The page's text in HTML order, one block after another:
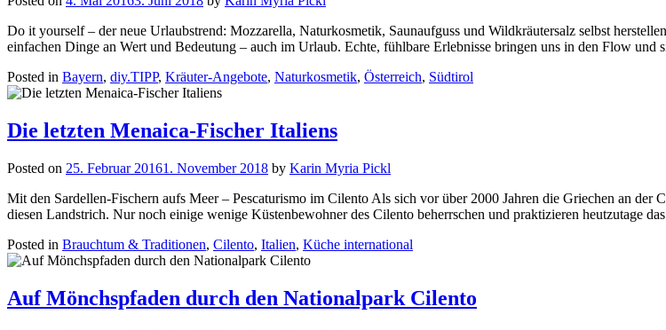
Do it yourself – der neue Urlaubstrend: Mozzarella, Naturkosmetik, Saunaufguss und Wildkräutersalz selbst
einfachen Dinge an Wert und Bedeutung – auch im Urlaub. Echte, fühlbare Erlebnisse bringen uns in den Flow und
Posted in Bayern, diy.TIPP, Kräuter-Angebote, Naturkosmetik, Österreich, Südtirol
Die letzten Menaica-Fischer Italiens
Posted on 25. Februar 20161. November 2018 by Karin Myria Pickl
Mit den Sardellen-Fischern aufs Meer – Pescaturismo im Cilento Als sich vor über 2000 Jahren die Griechen an der
diesen Landstrich. Nur noch einige wenige Küstenbewohner des Cilento beherrschen und praktizieren heutzutage
Posted in Brauchtum & Traditionen, Cilento, Italien, Küche international
Auf Mönchspfaden durch den Nationalpark Cilento